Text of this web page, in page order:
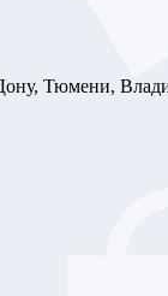
Тюмени,